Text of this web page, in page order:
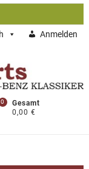
Anmelden
0
Gesamt
0,00 €